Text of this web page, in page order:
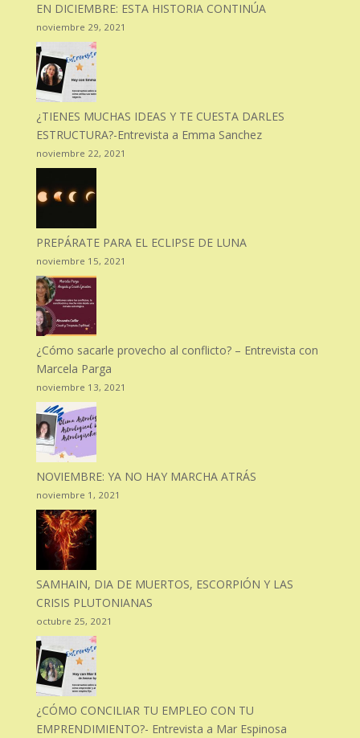
EN DICIEMBRE: ESTA HISTORIA CONTINÚA
noviembre 29, 2021
¿TIENES MUCHAS IDEAS Y TE CUESTA DARLES
ESTRUCTURA?-Entrevista a Emma Sanchez
noviembre 22, 2021
PREPÁRATE PARA EL ECLIPSE DE LUNA
noviembre 15, 2021
¿Cómo sacarle provecho al conflicto? – Entrevista con
Marcela Parga
noviembre 13, 2021
NOVIEMBRE: YA NO HAY MARCHA ATRÁS
noviembre 1, 2021
SAMHAIN, DIA DE MUERTOS, ESCORPIÓN Y LAS
CRISIS PLUTONIANAS
octubre 25, 2021
¿CÓMO CONCILIAR TU EMPLEO CON TU
EMPRENDIMIENTO?- Entrevista a Mar Espinosa